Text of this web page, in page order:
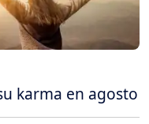
karma en agosto